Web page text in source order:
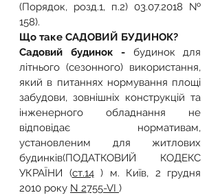
(Порядок, розд.1, п.2) 03.07.2018 №
158).
Що таке САДОВИЙ БУДИНОК?
Cадовий будинок - будинок для
літнього (сезонного) використання,
який в питаннях нормування площі
забудови, зовнішніх конструкцій та
інженерного обладнання не
відповідає нормативам,
установленим для житлових
будинків(ПОДАТКОВИЙ КОДЕКС
УКРАЇНИ (ст.14 ) м. Київ, 2 грудня
2010 року N 2755-VІ )